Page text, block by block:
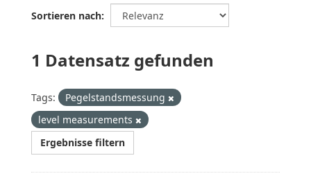
Sortieren nach
1 Datensatz gefunden
Tags:
Pegelstandsmessung
level measurements
Ergebnisse filtern